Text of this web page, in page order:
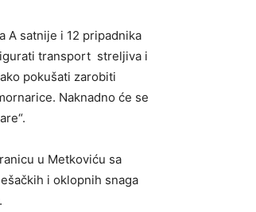
A satnije i 12 pripadnika
transport streljiva i
pokušati zarobiti
Naknadno će se
u Metkoviću sa
i oklopnih snaga